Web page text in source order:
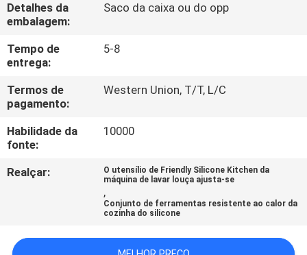
CONTACTE-
NOS
PEÇA
UMAS
CITAÇÕES
MAPA
Detalhes da
embalagem:
Saco da caixa ou do opp
Tempo de
entrega:
5-8
Termos de
pagamento:
Western Union, T/T, L/C
Habilidade da
fonte:
10000
Realçar:
O utensílio de Friendly Silicone Kitchen da
máquina de lavar louça ajusta-se
,
Conjunto de ferramentas resistente ao calor da
cozinha do silicone